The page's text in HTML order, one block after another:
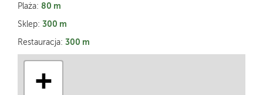
Plaża: 80 m
Sklep: 300 m
Restauracja: 300 m
+